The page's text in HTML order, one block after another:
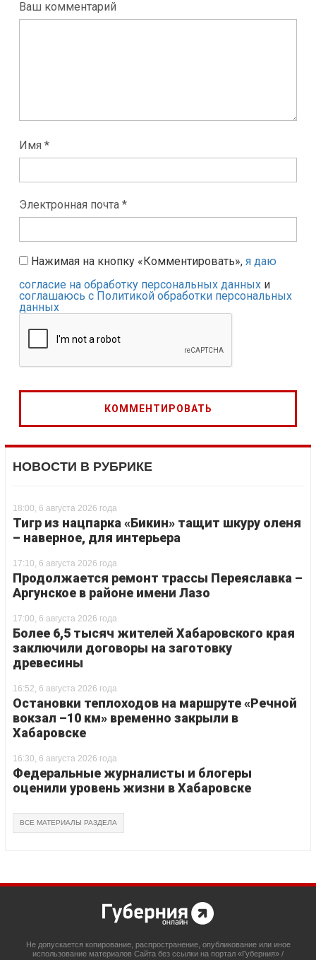
Ваш комментарий
Имя *
Электронная почта *
Нажимая на кнопку «Комментировать», я даю
согласие на обработку персональных данных и
соглашаюсь с Политикой обработки персональных
данных
НОВОСТИ В РУБРИКЕ
18:00, 6 августа 2026 года
Тигр из нацпарка «Бикин» тащит шкуру оленя
– наверное, для интерьера
17:10, 6 августа 2026 года
Продолжается ремонт трассы Переяславка –
Аргунское в районе имени Лазо
17:00, 6 августа 2026 года
Более 6,5 тысяч жителей Хабаровского края
заключили договоры на заготовку
древесины
16:52, 6 августа 2026 года
Остановки теплоходов на маршруте «Речной
вокзал –10 км» временно закрыли в
Хабаровске
16:30, 6 августа 2026 года
Федеральные журналисты и блогеры
оценили уровень жизни в Хабаровске
ВСЕ МАТЕРИАЛЫ РАЗДЕЛА
Не допускается копирование, распространение, опубликование или иное
использование материалов Сайта без ссылки на портал «Губерния» /